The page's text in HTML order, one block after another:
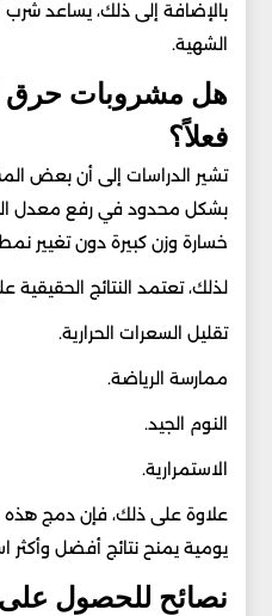
بالإضافة إلى ذلك، يساعد شرب
الشهية.
هل مشروبات حرق
فعلاً؟
تشير الدراسات إلى أن بعض
بشكل محدود في رفع معدل
خسارة وزن كبيرة دون تغيير نمط
لذلك، تعتمد النتائج الحقيقية
تقليل السعرات الحرارية.
ممارسة الرياضة.
النوم الجيد.
الاستمرارية.
علاوة على ذلك، فإن دمج
يومية يمنح نتائج أفضل وأكثر
نصائح للحصول على